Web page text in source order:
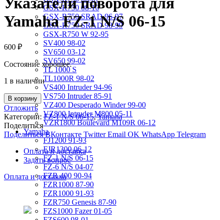
GSX-R750 08-10
GSX-R750 SRAD 96-97
GSX-R750 SRAD 98-99
GSX-R750 W 92-95
SV400 98-02
SV650 03-12
SV650 99-02
TL 1000 S
TL1000R 98-02
VS400 Intruder 94-96
VS750 Intruder 85-91
VZ400 Desperado Winder 99-00
VZ800 Intruder M800 05-11
VZR1800 Boulevard M109R 06-12
Yamaha
FJ1200 91-93
FJR1300 06-12
FZ-1 N/S 06-15
FZ-6 N/S 04-07
FZR 400 90-94
FZR1000 87-90
FZR1000 91-93
FZR750 Genesis 87-90
FZS1000 Fazer 01-05
Yamaha FZ-1 N/S 06-15
600 ₽
Состояние хорошее.
1 в наличии
В корзину
Отложить
Категории:FZ-1 N/S 06-15,Yamaha
Поделиться
Поделиться ВКонтакте Twitter Email OK WhatsApp Telegram
Оплата и доставка
Задать вопрос
Оплата и доставка